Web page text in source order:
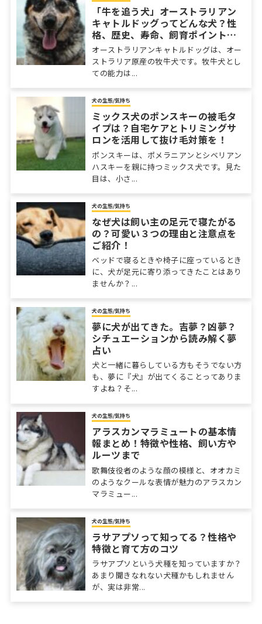
「牛を追う犬」オーストラリアン
キャトルドッグってどんな犬？性
格、歴史、寿命、飼育ポイントな
ど
オーストラリアンキャトルドッグは、オー
ストラリア原産の牧牛犬です。牧牛犬とし
ての能力は...
犬の生態/気持ち
ミックス犬のポンスキーの被毛タ
イプは？自宅ケアとトリミングサ
ロンを活用して抜け毛対策を！
ポンスキーは、ポメラニアンとシベリアン
ハスキーを親に持つミックス犬です。見た
目は、小さ...
犬の生態/気持ち
なぜ犬は飼い主の足元で寝たがる
の？可愛い３つの理由と注意点を
ご紹介！
ベッドで寝るときや椅子に座っているとき
に、犬が足元に寄り添ってきたことはあり
ませんか？...
犬の生態/気持ち
夢に犬が出てきた。吉夢？凶夢？
シチュエーションから読み解く夢
占い
犬と一緒に暮らしている方もそうでない方
も、夢に『犬』が出てくることってありま
すよね？そ...
犬の生態/気持ち
アラスカンマラミュートの基本情
報まとめ！特徴や性格、飼い方や
ルーツまで
歌舞伎役者のような顔の模様と、オオカミ
のようなクールな表情が魅力のアラスカン
マラミュー...
犬の生態/気持ち
ラサアプソって知ってる？性格や
特徴と育て方のコツ
ラサアプソという犬種を知っていますか？
あまり聞きなれない犬種かもしれません
が、実は非常...